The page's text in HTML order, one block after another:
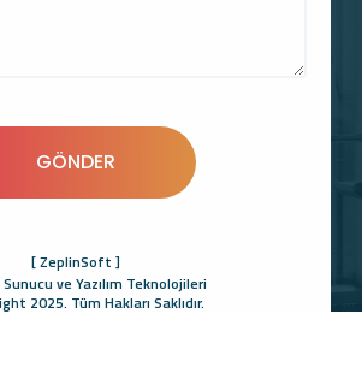
[ ZeplinSoft ]
ve Yazılım Teknolojileri
2025. Tüm Hakları Saklıdır.